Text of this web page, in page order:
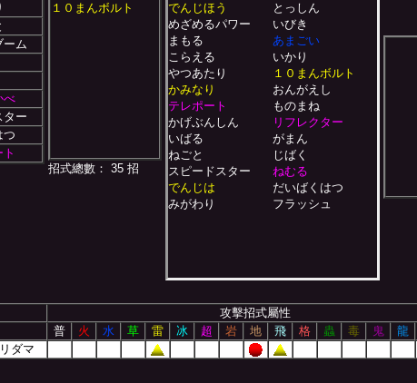
でんじほう
とっしん
めざめるパワー
いびき
まもる
あまごい
こらえる
いかり
やつあたり
１０まんボルト
かみなり
おんがえし
テレポート
ものまね
かげぶんしん
リフレクター
いばる
がまん
ねごと
じばく
スピードスター
ねむる
でんじは
だいばくはつ
みがわり
フラッシュ
ーム
べ
ター
つ
１０まんボルト
招式總數： 35 招
攻擊招式屬性
普
火 水 草 雷 冰 超 岩 地 飛 格 蟲 毒 鬼
龍
ダマ